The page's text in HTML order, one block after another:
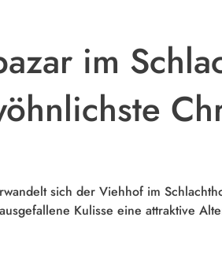
im
sich der Viehhof im
Kulisse eine attraktive